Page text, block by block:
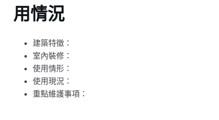
用情況
建築特徵：
室內裝修：
使用情形：
使用現況：
重點維護事項：